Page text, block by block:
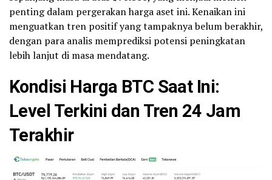
penting dalam pergerakan harga aset ini. Kenaikan ini
menguatkan tren positif yang tampaknya belum berakhir,
dengan para analis memprediksi potensi peningkatan
lebih lanjut di masa mendatang.
Kondisi Harga BTC Saat Ini:
Level Terkini dan Tren 24 Jam
Terakhir